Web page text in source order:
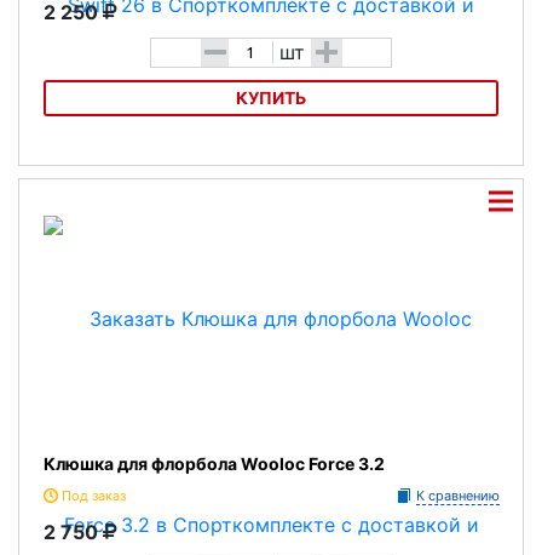
2 250
- шт +
КУПИТЬ
Клюшка для флорбола Royalstick Swift 26
Клюшка для флорбола Wooloc Force 3.2
Под заказ К сравнению
2 750